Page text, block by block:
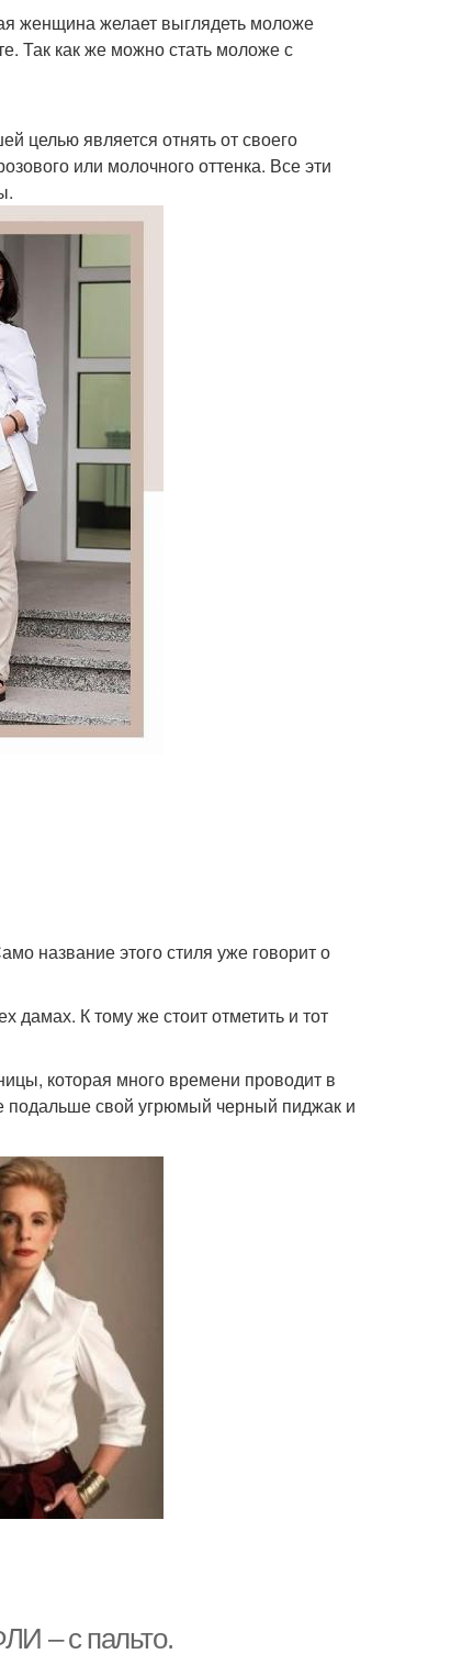
женщина желает выглядеть моложе
Так как же можно стать моложе с
целью является отнять от своего
или молочного оттенка. Все эти
название этого стиля уже говорит о
дамах. К тому же стоит отметить и тот
которая много времени проводит в
подальше свой угрюмый черный пиджак и
– с пальто.